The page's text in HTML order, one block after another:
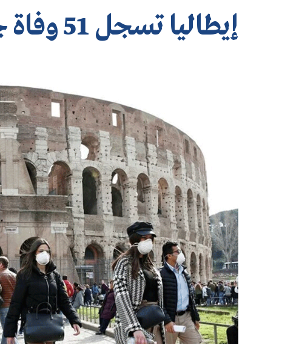
إيطاليا تسجل 51 وفاة جديدة بكورونا